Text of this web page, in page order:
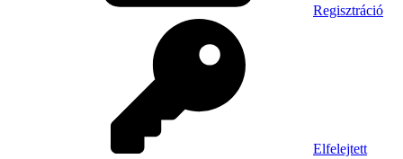
Regisztráció
Elfelejtett